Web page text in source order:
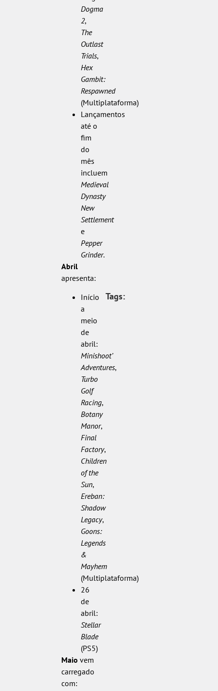
Dogma
2,
The
Outlast
Trials,
Hex
Gambit:
Respawned
(Multiplataforma)
Lançamentos
até o
fim
do
mês
incluem
Medieval
Dynasty
New
Settlement
e
Pepper
Grinder.
Abril
apresenta:
Início
a
meio
de
abril:
Minishoot’
Adventures,
Turbo
Golf
Racing,
Botany
Manor,
Final
Factory,
Children
of the
Sun,
Ereban:
Shadow
Legacy,
Goons:
Legends
&
Mayhem
(Multiplataforma)
26
de
abril:
Stellar
Blade
(PS5)
Maio vem
carregado
com:
Tags: